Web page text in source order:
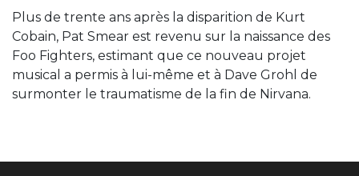
Plus de trente ans après la disparition de Kurt
Cobain, Pat Smear est revenu sur la naissance des
Foo Fighters, estimant que ce nouveau projet
musical a permis à lui-même et à Dave Grohl de
surmonter le traumatisme de la fin de Nirvana.